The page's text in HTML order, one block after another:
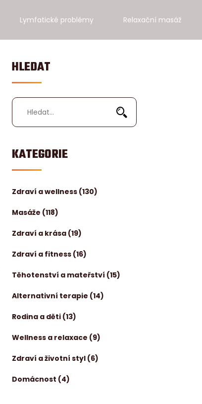
Lymfatické problémy Relaxační masáž
HLEDAT
KATEGORIE
Zdraví a wellness (130)
Masáže (118)
Zdraví a krása (19)
Zdraví a fitness (16)
Těhotenství a mateřství (15)
Alternativní terapie (14)
Rodina a děti (13)
Wellness a relaxace (9)
Zdraví a životní styl (6)
Domácnost (4)